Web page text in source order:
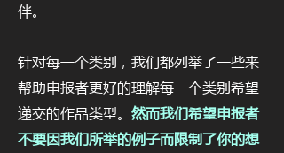
伴。​
针对每一个类别，我们都列举了一些来
帮助申报者更好的理解每一个类别希望
递交的作品类型。 然而我们希望申报者
不要因我们所举的例子而限制了你的想